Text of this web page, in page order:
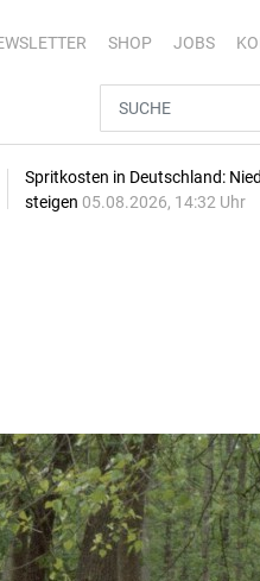
SHOP JOBS
Spritkosten in Deutschland:
steigen 05.08.2026, 14:32 Uhr